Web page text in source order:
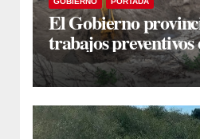
El Gobierno
trabajos preventivos
Dulce y Salado y en
Submeridionales